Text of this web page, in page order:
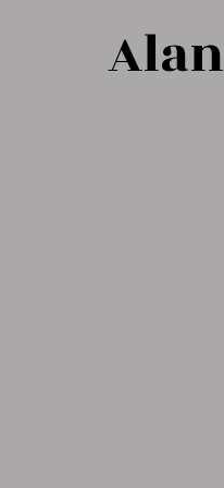
Alan